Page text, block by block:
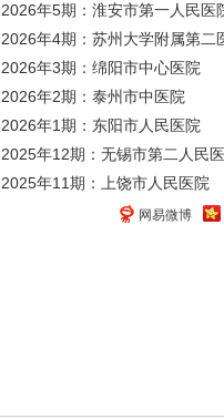
2026年5期：淮安市第一人民医
2026年4期：苏州大学附属第二
2026年3期：绵阳市中心医院
2026年2期：泰州市中医院
2026年1期：东阳市人民医院
2025年12期：无锡市第二人民
2025年11期：上饶市人民医院
网易微博